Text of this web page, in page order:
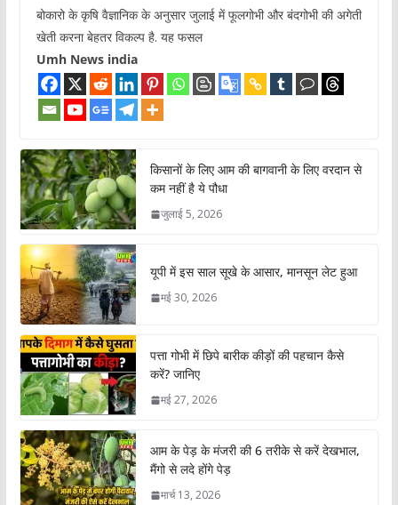
बोकारो के कृषि वैज्ञानिक के अनुसार जुलाई में फूलगोभी और बंदगोभी की अगेती
खेती करना बेहतर विकल्प है. यह फसल
Umh News india
किसानों के लिए आम की बागवानी के लिए वरदान से
कम नहीं है ये पौधा
जुलाई 5, 2026
यूपी में इस साल सूखे के आसार, मानसून लेट हुआ
मई 30, 2026
पत्ता गोभी में छिपे बारीक कीड़ों की पहचान कैसे
करें? जानिए
मई 27, 2026
आम के पेड़ के मंजरी की 6 तरीके से करें देखभाल,
मैंगो से लदे होंगे पेड़
मार्च 13, 2026